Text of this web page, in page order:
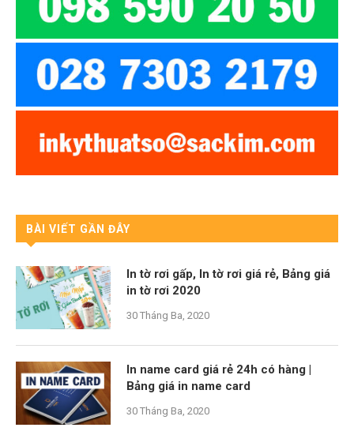
BÀI VIẾT GẦN ĐÂY
In tờ rơi gấp, In tờ rơi giá rẻ, Bảng giá
in tờ rơi 2020
30 Tháng Ba, 2020
In name card giá rẻ 24h có hàng |
Bảng giá in name card
30 Tháng Ba, 2020